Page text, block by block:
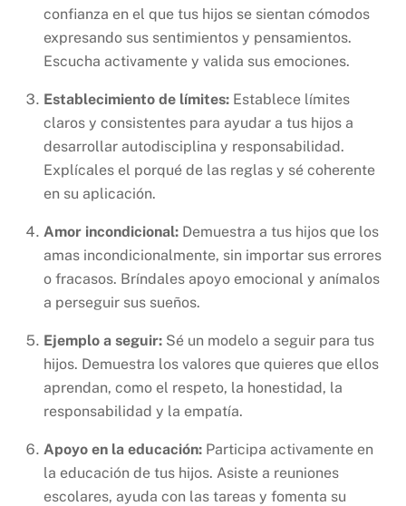
confianza en el que tus hijos se sientan cómodos
expresando sus sentimientos y pensamientos.
Escucha activamente y valida sus emociones.
Establecimiento de límites: Establece límites
claros y consistentes para ayudar a tus hijos a
desarrollar autodisciplina y responsabilidad.
Explícales el porqué de las reglas y sé coherente
en su aplicación.
Amor incondicional: Demuestra a tus hijos que los
amas incondicionalmente, sin importar sus errores
o fracasos. Bríndales apoyo emocional y anímalos
a perseguir sus sueños.
Ejemplo a seguir: Sé un modelo a seguir para tus
hijos. Demuestra los valores que quieres que ellos
aprendan, como el respeto, la honestidad, la
responsabilidad y la empatía.
Apoyo en la educación: Participa activamente en
la educación de tus hijos. Asiste a reuniones
escolares, ayuda con las tareas y fomenta su